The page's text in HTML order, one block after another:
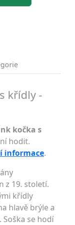
křídly -
kočka s
hodit.
informace.
z 19. století.
křídly
hlavě brýle a
se hodí